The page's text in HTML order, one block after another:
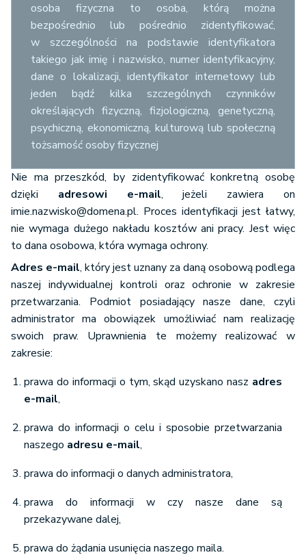
osoba fizyczna to osoba, którą można
bezpośrednio lub pośrednio zidentyfikować,
w szczególności na podstawie identyfikatora
takiego jak imię i nazwisko, numer identyfikacyjny,
dane o lokalizacji, identyfikator internetowy lub
jeden bądź kilka szczególnych czynników
określających fizyczną, fizjologiczną, genetyczną,
psychiczną, ekonomiczną, kulturową lub społeczną
tożsamość osoby fizycznej
Nie ma przeszkód, by zidentyfikować konkretną osobę
dzięki adresowi e-mail, jeżeli zawiera on
imie.nazwisko@domena.pl. Proces identyfikacji jest łatwy,
nie wymaga dużego nakładu kosztów ani pracy. Jest więc
to dana osobowa, która wymaga ochrony.
Adres e-mail, który jest uznany za daną osobową podlega
naszej indywidualnej kontroli oraz ochronie w zakresie
przetwarzania. Podmiot posiadający nasze dane, czyli
administrator ma obowiązek umożliwiać nam realizację
swoich praw. Uprawnienia te możemy realizować w
zakresie:
prawa do informacji o tym, skąd uzyskano nasz adres
e-mail,
prawa do informacji o celu i sposobie przetwarzania
naszego adresu e-mail,
prawa do informacji o danych administratora,
prawa do informacji w czy nasze dane są
przekazywane dalej,
prawa do żądania usunięcia naszego maila.